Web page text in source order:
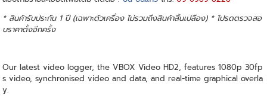
* สินค้ารับประกัน 1 ปี (เฉพาะตัวเครื่อง ไม่รวมถึงสินค้าสิ้นเปลือง) * โปรดตรวจสอ
บราคาตั้งอีกครั้ง
Our latest video logger, the VBOX Video HD2, features 1080p 30fp
s video, synchronised video and data, and real-time graphical overla
y.